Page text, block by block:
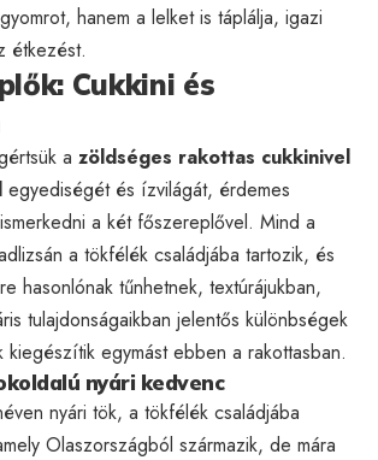
hanem a lelket is táplálja, igazi
étkezést.
Cukkini és
a zöldséges rakottas cukkinivel
egyediségét és ízvilágát, érdemes
a két főszereplővel. Mind a
a tökfélék családjába tartozik, és
hasonlónak tűnhetnek, textúrájukban,
tulajdonságaikban jelentős különbségek
kiegészítik egymást ebben a rakottasban.
nyári kedvenc
nyári tök, a tökfélék családjába
Olaszországból származik, de mára